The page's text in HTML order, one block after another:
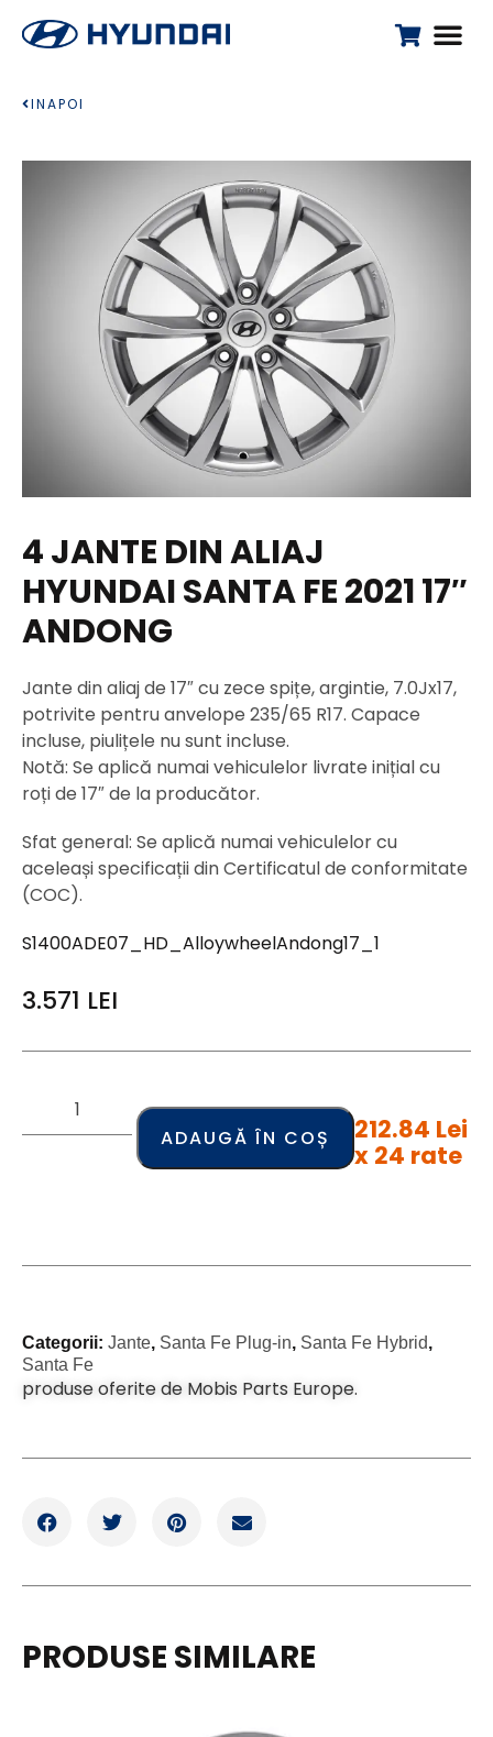
INAPOI
4 JANTE DIN ALIAJ
HYUNDAI SANTA FE 2021 17″
ANDONG
Jante din aliaj de 17″ cu zece spițe, argintie, 7.0Jx17,
potrivite pentru anvelope 235/65 R17. Capace
incluse, piulițele nu sunt incluse.
Notă: Se aplică numai vehiculelor livrate inițial cu
roți de 17″ de la producător.
Sfat general: Se aplică numai vehiculelor cu
aceleași specificații din Certificatul de conformitate
(COC).
S1400ADE07_HD_AlloywheelAndong17_1
3.571 LEI
ADAUGĂ ÎN COȘ
212.84 Lei
x 24 rate
Categorii: Jante, Santa Fe Plug-in, Santa Fe Hybrid,
Santa Fe
produse oferite de Mobis Parts Europe.
PRODUSE SIMILARE